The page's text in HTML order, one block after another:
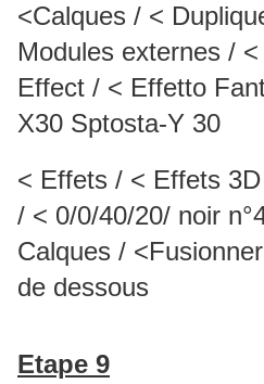
<Calques / <
Modules externes /
Effect / < Effetto
X30 Sptosta-Y 30
< Effets / < Effets
/ < 0/0/40/20/ noir
Calques /
de dessous
Etape 9